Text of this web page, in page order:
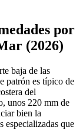
por
(2026)
baja de las
patrón es típico de
del
unos 220 mm de
bien la
especializadas que